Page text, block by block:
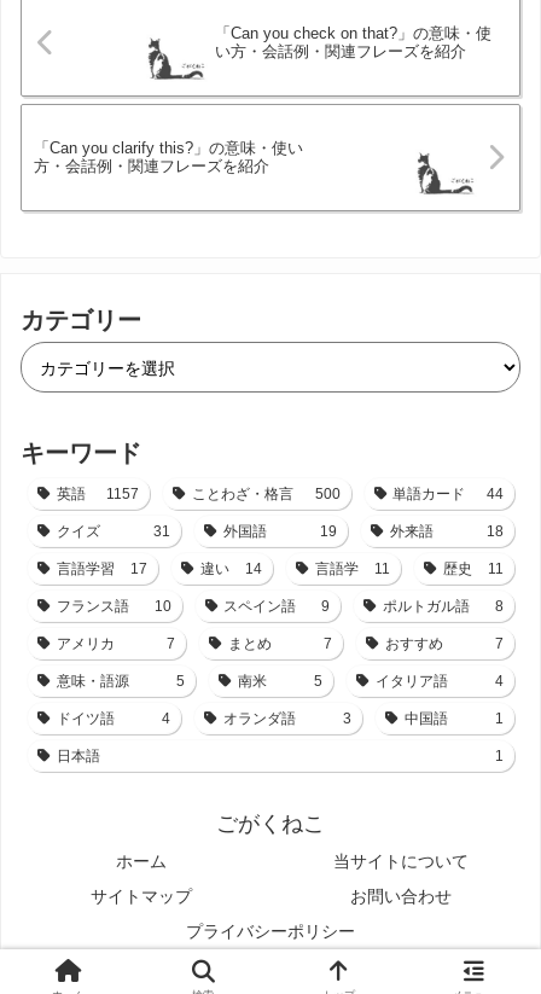
「Can you check on that?」の意味・使
い方・会話例・関連フレーズを紹介
「Can you clarify this?」の意味・使い
方・会話例・関連フレーズを紹介
カテゴリー
キーワード
英語 1157 ことわざ・格言 500 単語カード 44
クイズ 31 外国語 19 外来語 18
言語学習 17 違い 14 言語学 11 歴史 11
フランス語 10 スペイン語 9 ポルトガル語 8
アメリカ 7 まとめ 7 おすすめ 7
意味・語源 5 南米 5 イタリア語 4
ドイツ語 4 オランダ語 3 中国語 1
日本語 1
ごがくねこ
ホーム
当サイトについて
サイトマップ
お問い合わせ
プライバシーポリシー
© 2021-2026 ごがくねこ.